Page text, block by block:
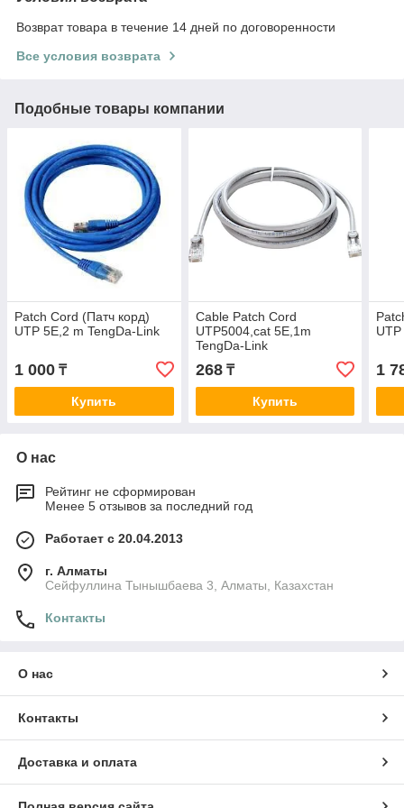
Возврат товара в течение 14 дней по договоренности
Все условия возврата
Подобные товары компании
Patch Cord (Патч корд)
UTP 5E,2 m TengDa-Link
1 000 ₸
Купить
Сable Patch Cord
UTP5004,cat 5E,1m
TengDa-Link
268₸
Купить
1
О нас
Рейтинг не сформирован
Менее 5 отзывов за последний год
Работает с 20.04.2013
г. Алматы
Сейфуллина Тынышбаева 3, Алматы, Казахстан
Контакты
О нас
Контакты
Доставка и оплата